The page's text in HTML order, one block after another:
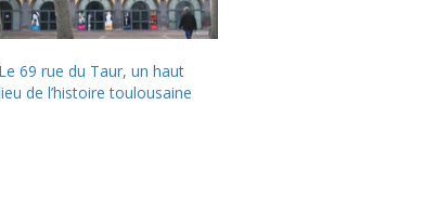
Le 69 rue du Taur, un haut
de l’histoire toulousaine